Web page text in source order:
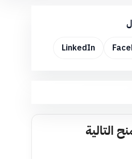
LinkedIn
التالية